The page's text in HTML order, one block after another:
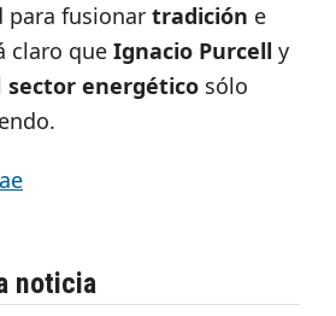
para fusionar tradición e
claro que Ignacio Purcell y
sector energético sólo
noticia